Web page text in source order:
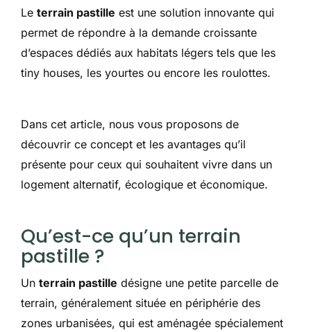
Le terrain pastille est une solution innovante qui
permet de répondre à la demande croissante
d’espaces dédiés aux habitats légers tels que les
tiny houses, les yourtes ou encore les roulottes.
Dans cet article, nous vous proposons de
découvrir ce concept et les avantages qu’il
présente pour ceux qui souhaitent vivre dans un
logement alternatif, écologique et économique.
Qu’est-ce qu’un terrain
pastille ?
Un terrain pastille désigne une petite parcelle de
terrain, généralement située en périphérie des
zones urbanisées, qui est aménagée spécialement